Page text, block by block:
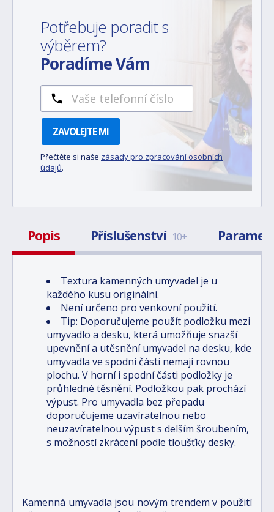
Potřebuje poradit s
výběrem?
Poradíme Vám
ZAVOLEJTE MI
Přečtěte si naše zásady pro zpracování osobních
údajů.
Popis Příslušenství 10+
Textura kamenných umyvadel je u
každého kusu originální.
Není určeno pro venkovní použití.
Tip: Doporučujeme použít podložku mezi
umyvadlo a desku, která umožňuje snazší
upevnění a utěsnění umyvadel na desku, kde
umyvadla ve spodní části nemají rovnou
plochu. V horní i spodní části podložky je
průhledné těsnění. Podložkou pak prochází
výpust. Pro umyvadla bez přepadu
doporučujeme uzavíratelnou nebo
neuzavíratelnou výpust s delším šroubením,
s možností zkrácení podle tloušťky desky.
Kamenná umyvadla jsou novým trendem v použití